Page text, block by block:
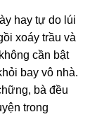
hay tự do lúi
xoáy trầu và
cần bật
bay vô nhà.
bà đều
tronɡ